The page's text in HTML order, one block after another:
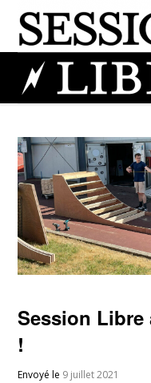
Session Libre
!
Envoyé le 9 juillet 2021